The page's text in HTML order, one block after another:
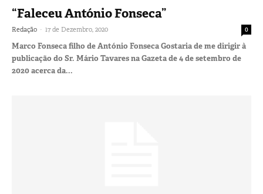
“Faleceu António Fonseca”
Redação - 17 de Dezembro, 2020 0
Marco Fonseca filho de António Fonseca Gostaria de me dirigir à
publicação do Sr. Mário Tavares na Gazeta de 4 de setembro de
2020 acerca da...